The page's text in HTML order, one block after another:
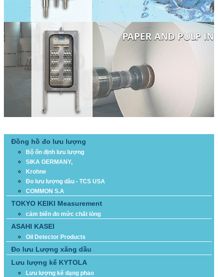
Đồng hồ đo lưu lượng
Bộ ổn định lưu lượng
SIKA GERMANY,
Krohne
Đo lưu lượng dầu - TCS USA
COMMON S.A
TOKYO KEIKI Measurement
cảm biến đo mức chất lỏng
ASAHI KASEI
Oil Detector Products
Đo lưu Lượng xăng dầu
Lưu lượng kế KYTOLA
Lưu lượng kế dạng phao